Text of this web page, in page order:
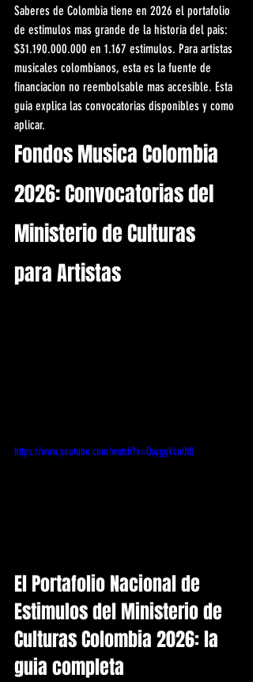
Saberes de Colombia tiene en 2026 el portafolio
de estimulos mas grande de la historia del pais:
$31.190.000.000 en 1.167 estimulos. Para artistas
musicales colombianos, esta es la fuente de
financiacion no reembolsable mas accesible. Esta
guia explica las convocatorias disponibles y como
aplicar.
Fondos Musica Colombia
2026: Convocatorias del
Ministerio de Culturas
para Artistas
https://www.youtube.com/watch?v=QayggVcuUtQ
El Portafolio Nacional de
Estimulos del Ministerio de
Culturas Colombia 2026: la
guia completa